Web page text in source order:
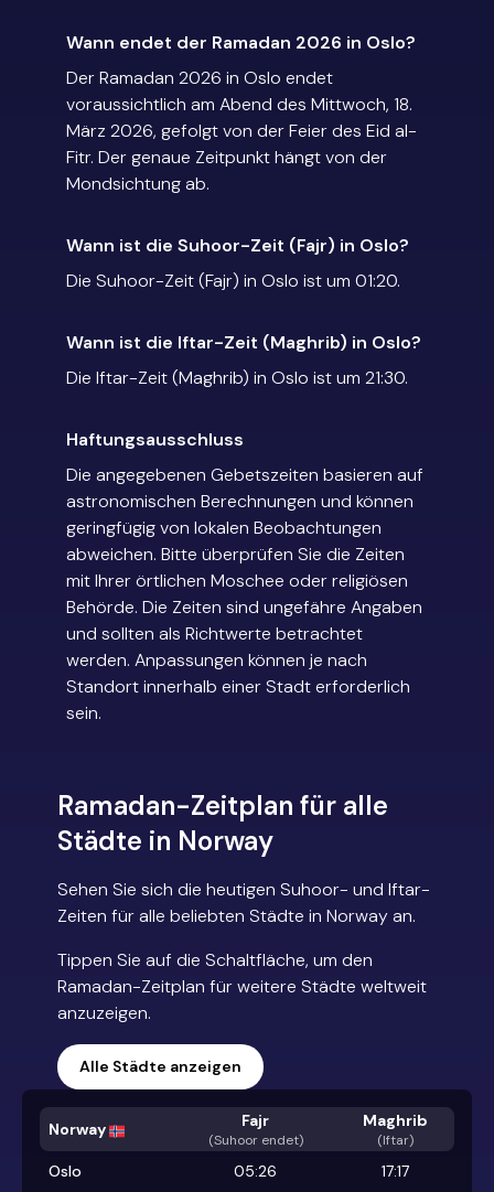
Wann endet der Ramadan 2026 in Oslo?
Der Ramadan 2026 in Oslo endet
voraussichtlich am Abend des Mittwoch, 18.
März 2026, gefolgt von der Feier des Eid al-
Fitr. Der genaue Zeitpunkt hängt von der
Mondsichtung ab.
Wann ist die Suhoor-Zeit (Fajr) in Oslo?
Die Suhoor-Zeit (Fajr) in Oslo ist um 01:20.
Wann ist die Iftar-Zeit (Maghrib) in Oslo?
Die Iftar-Zeit (Maghrib) in Oslo ist um 21:30.
Haftungsausschluss
Die angegebenen Gebetszeiten basieren auf
astronomischen Berechnungen und können
geringfügig von lokalen Beobachtungen
abweichen. Bitte überprüfen Sie die Zeiten
mit Ihrer örtlichen Moschee oder religiösen
Behörde. Die Zeiten sind ungefähre Angaben
und sollten als Richtwerte betrachtet
werden. Anpassungen können je nach
Standort innerhalb einer Stadt erforderlich
sein.
Ramadan-Zeitplan für alle
Städte in Norway
Sehen Sie sich die heutigen Suhoor- und Iftar-
Zeiten für alle beliebten Städte in Norway an.
Tippen Sie auf die Schaltfläche, um den
Ramadan-Zeitplan für weitere Städte weltweit
anzuzeigen.
Alle Städte anzeigen
Norway Fajr
(Suhoor endet)
Maghrib
(Iftar)
Oslo 05:26
17:17